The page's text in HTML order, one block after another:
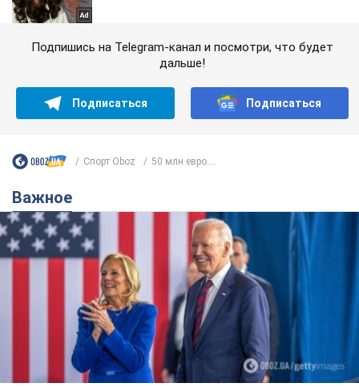
Подпишись на Telegram-канал и посмотри, что будет
дальше!
Подписаться Подписаться
Спорт Oboz 50 млн евро....
Важное